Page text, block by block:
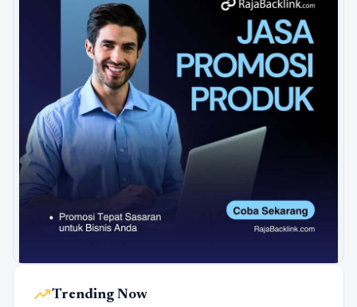
trending_upTrending Now